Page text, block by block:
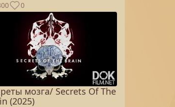
0
мозга/ Secrets Of The
(2025)